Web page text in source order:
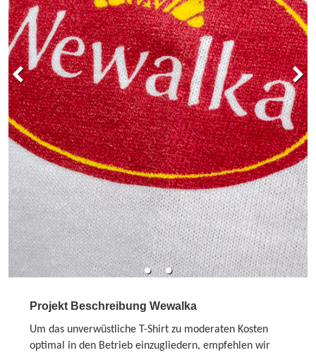
Projekt Beschreibung Wewalka
Um das unverwüstliche T-Shirt zu moderaten Kosten
optimal in den Betrieb einzugliedern, empfehlen wir